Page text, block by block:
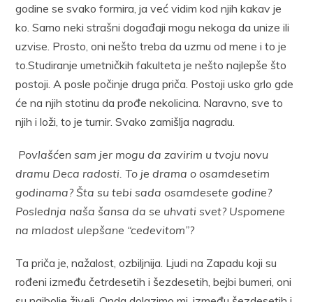
godine se svako formira, ja već vidim kod njih kakav je
ko. Samo neki strašni događaji mogu nekoga da unize ili
uzvise. Prosto, oni nešto treba da uzmu od mene i to je
to.Studiranje umetničkih fakulteta je nešto najlepše što
postoji. A posle počinje druga priča. Postoji usko grlo gde
će na njih stotinu da prođe nekolicina. Naravno, sve to
njih i loži, to je turnir. Svako zamišlja nagradu.
Povlašćen sam jer mogu da zavirim u tvoju novu
dramu Deca radosti. To je drama o osamdesetim
godinama? Šta su tebi sada osamdesete godine?
Poslednja naša šansa da se uhvati svet? Uspomene
na mladost ulepšane “cedevitom”?
Ta priča je, nažalost, ozbiljnija. Ljudi na Zapadu koji su
rođeni između četrdesetih i šezdesetih, bejbi bumeri, oni